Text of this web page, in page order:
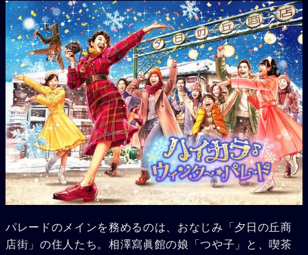
パレードのメインを務めるのは、おなじみ「夕日の丘商
店街」の住人たち。相澤寫眞館の娘「つや子」と、喫茶